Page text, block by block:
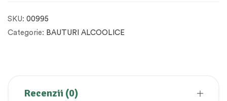
SKU: 00995
Categorie: BAUTURI ALCOOLICE
Recenzii (0)